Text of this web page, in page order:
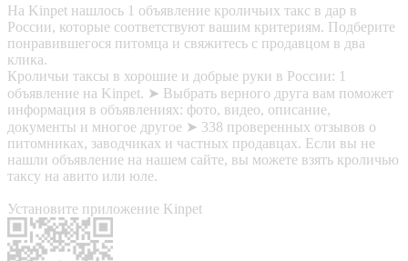
На Kinpet нашлось 1 объявление кроличьих такс в дар в
России, которые соответствуют вашим критериям. Подберите
понравившегося питомца и свяжитесь с продавцом в два
клика.
Кроличьи таксы в хорошие и добрые руки в России: 1
объявление на Kinpet. ➤ Выбрать верного друга вам поможет
информация в объявлениях: фото, видео, описание,
документы и многое другое ➤ 338 проверенных отзывов о
питомниках, заводчиках и частных продавцах. Если вы не
нашли объявление на нашем сайте, вы можете взять кроличью
таксу на авито или юле.
Установите приложение Kinpet